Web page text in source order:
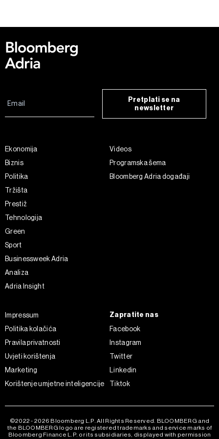
Pretplati se na
newsletter
Ekonomija
Biznis
Politika
Tržišta
Prestiž
Tehnologija
Green
Sport
Businessweek Adria
Analiza
Adria Insight
Videos
Programska šema
Bloomberg Adria događaji
Impressum
Politika kolačića
Pravila privatnosti
Uvjeti korištenja
Marketing
Korištenje umjetne inteligencije
Zapratite nas
Facebook
Instagram
Twitter
Linkedin
Tiktok
©2022 - 2026 Bloomberg L.P. All Rights Reserved. BLOOMBERG and
the BLOOMBERG logo are registered trademarks and service marks of
Bloomberg Finance L.P. or its subsidiaries, displayed with permission